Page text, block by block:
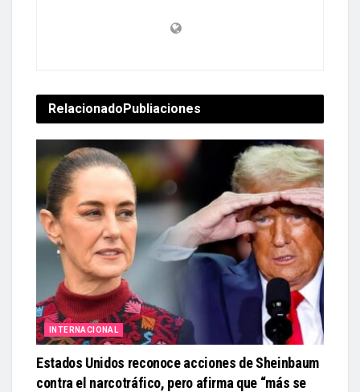
RelacionadoPubliaciones
INTERNACIONAL
Estados Unidos reconoce acciones de Sheinbaum
contra el narcotráfico, pero afirma que “más se